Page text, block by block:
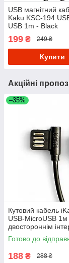
USB магнітний
Kaku KSC-194
USB 1m - Black
199 ₴ 249 ₴
Купити
Акційні
–35%
Кутовий кабель
USB-MicroUSB
двостороннім
Black
Готово до
188 ₴ 288 ₴